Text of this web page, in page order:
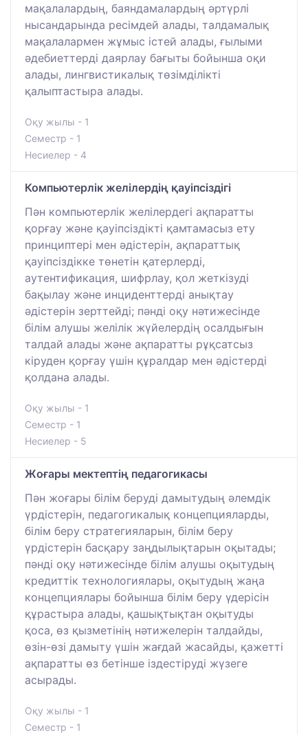
мақалалардың, баяндамалардың әртүрлі
нысандарында ресімдей алады, талдамалық
мақалалармен жұмыс істей алады, ғылыми
әдебиеттерді даярлау бағыты бойынша оқи
алады, лингвистикалық төзімділікті
қалыптастыра алады.
Оқу жылы - 1
Семестр - 1
Несиелер - 4
Компьютерлік желілердің қауіпсіздігі
Пән компьютерлік желілердегі ақпаратты
қорғау және қауіпсіздікті қамтамасыз ету
принциптері мен әдістерін, ақпараттық
қауіпсіздікке төнетін қатерлерді,
аутентификация, шифрлау, қол жеткізуді
бақылау және инциденттерді анықтау
әдістерін зерттейді; пәнді оқу нәтижесінде
білім алушы желілік жүйелердің осалдығын
талдай алады және ақпаратты рұқсатсыз
кіруден қорғау үшін құралдар мен әдістерді
қолдана алады.
Оқу жылы - 1
Семестр - 1
Несиелер - 5
Жоғары мектептің педагогикасы
Пән жоғары білім беруді дамытудың әлемдік
үрдістерін, педагогикалық концепцияларды,
білім беру стратегияларын, білім беру
үрдістерін басқару заңдылықтарын оқытады;
пәнді оқу нәтижесінде білім алушы оқытудың
кредиттік технологиялары, оқытудың жаңа
концепциялары бойынша білім беру үдерісін
құрастыра алады, қашықтықтан оқытуды
қоса, өз қызметінің нәтижелерін талдайды,
өзін-өзі дамыту үшін жағдай жасайды, қажетті
ақпаратты өз бетінше іздестіруді жүзеге
асырады.
Оқу жылы - 1
Семестр - 1